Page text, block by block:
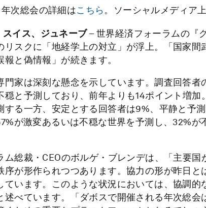
次総会の詳細はこちら。ソーシャルメディア
スイス、ジュネーブ– 世界経済フォーラムの『
リスクに「地経学上の対立」が浮上。「国家
と偽情報」が続きます。
門家は深刻な懸念を示しています。調査回答
穏と予測しており、前年よりも14ポイント増
する一方、安定とする回答者は9%、平静と予
が激変あるいは不穏な世界を予測し、32%が
ム総裁・CEOのボルゲ・ブレンデは、「主要
序が形作られつつあります。協力の形が昨日
ています。このような状況においては、協調的
述べています。「ダボスで開催される年次総会